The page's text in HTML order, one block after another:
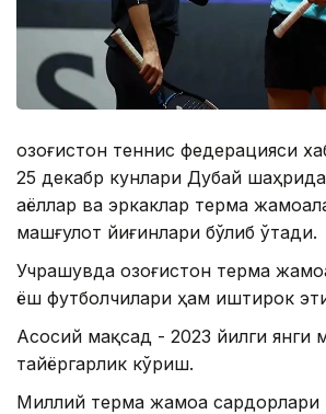
Қозоғистон теннис федерацияси
25 декабр кунлари Дубай
аёллар ва эркаклар терма
машғулот йиғинлари бўлиб ўтади.
Учрашувда Қозоғистон терма
ёш футболчилари ҳам иштирок
Асосий мақсад - 2023 йилги янги
тайёргарлик кўриш.
Миллий терма жамоа